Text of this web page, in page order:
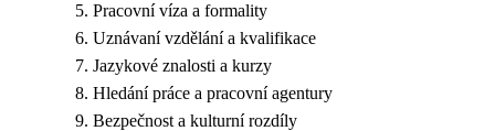
Pracovní víza a formality
Uznávaní vzdělání a kvalifikace
Jazykové znalosti a kurzy
Hledání práce a pracovní agentury
Bezpečnost a kulturní rozdíly